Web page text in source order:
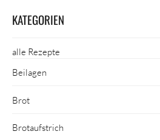
KATEGORIEN
alle Rezepte
Beilagen
Brot
Brotaufstrich